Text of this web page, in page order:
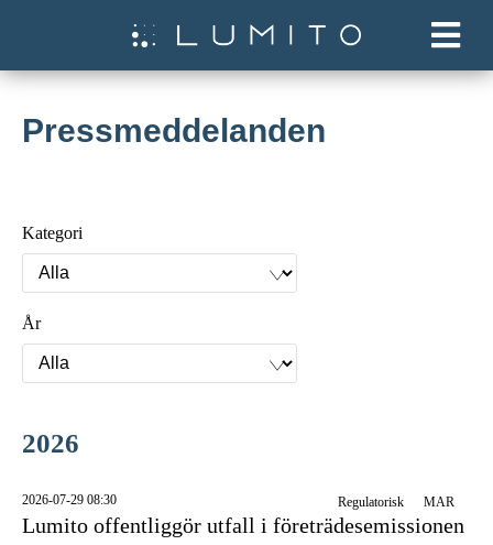
Pressmeddelanden
Kategori
År
2026
2026-07-29 08:30
Lumito offentliggör utfall i företrädesemissionen
Regulatorisk MAR